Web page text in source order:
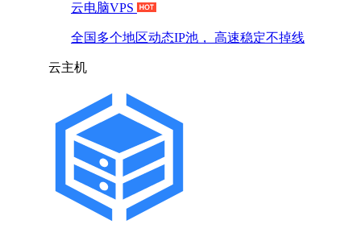
云电脑VPS
全国多个地区动态IP池， 高速稳定不掉线
云主机